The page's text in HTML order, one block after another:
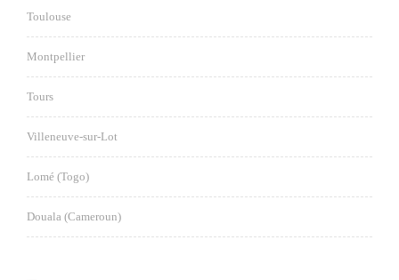
Toulouse
Montpellier
Tours
Villeneuve-sur-Lot
Lomé (Togo)
Douala (Cameroun)